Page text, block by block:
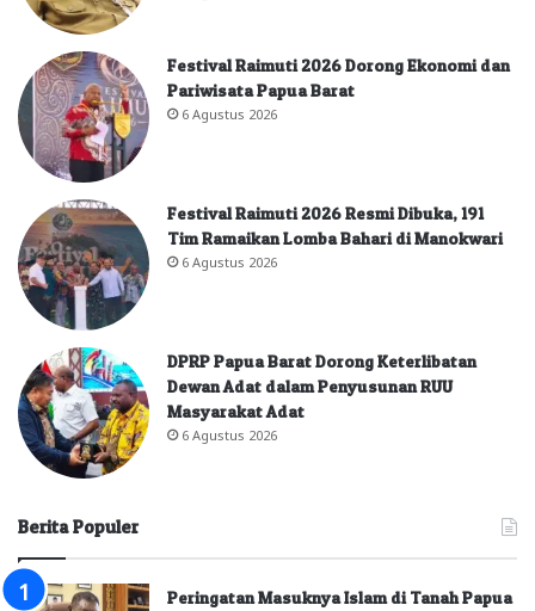
Festival Raimuti 2026 Dorong Ekonomi dan
Pariwisata Papua Barat
6 Agustus 2026
Festival Raimuti 2026 Resmi Dibuka, 191
Tim Ramaikan Lomba Bahari di Manokwari
6 Agustus 2026
DPRP Papua Barat Dorong Keterlibatan
Dewan Adat dalam Penyusunan RUU
Masyarakat Adat
6 Agustus 2026
Berita Populer
Peringatan Masuknya Islam di Tanah Papua